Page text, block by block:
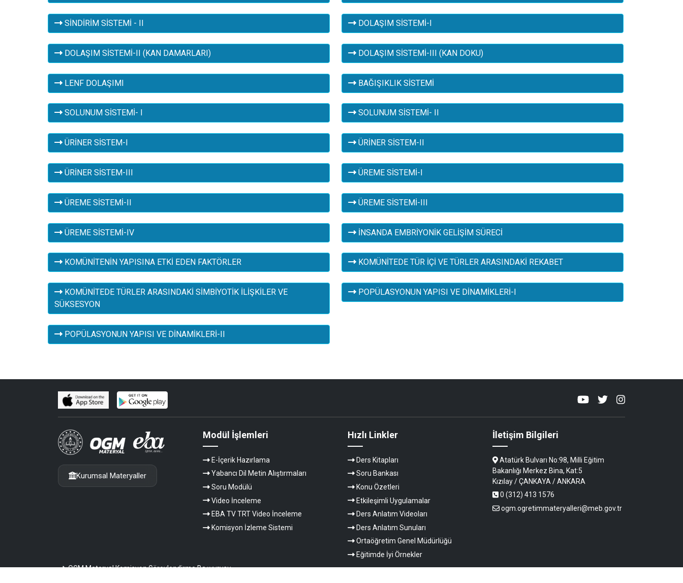
SİNDİRİM SİSTEMİ - II DOLAŞIM SİSTEMİ-I
DOLAŞIM SİSTEMİ-II (KAN DAMARLARI) DOLAŞIM SİSTEMİ-III (KAN DOKU)
LENF DOLAŞIMI BAĞIŞIKLIK SİSTEMİ
SOLUNUM SİSTEMİ- I SOLUNUM SİSTEMİ- II
ÜRİNER SİSTEM-I ÜRİNER SİSTEM-II
ÜRİNER SİSTEM-III ÜREME SİSTEMİ-I
ÜREME SİSTEMİ-II ÜREME SİSTEMİ-III
ÜREME SİSTEMİ-IV İNSANDA EMBRİYONİK GELİŞİM SÜRECİ
KOMÜNİTENİN YAPISINA ETKİ EDEN FAKTÖRLER KOMÜNİTEDE TÜR İÇİ VE TÜRLER ARASINDAKİ REKABET
KOMÜNİTEDE TÜRLER ARASINDAKİ SİMBİYOTİK İLİŞKİLER VE
SÜKSESYON
POPÜLASYONUN YAPISI VE DİNAMİKLERİ-I
POPÜLASYONUN YAPISI VE DİNAMİKLERİ-II
Kurumsal Materyaller
Modül İşlemleri
E-İçerik Hazırlama
Yabancı Dil Metin Alıştırmaları
Soru Modülü
Video İnceleme
EBA TV TRT Video İnceleme
Komisyon İzleme Sistemi
Hızlı Linkler
Ders Kitapları
Soru Bankası
Konu Özetleri
Etkileşimli Uygulamalar
Ders Anlatım Videoları
Ders Anlatım Sunuları
Ortaöğretim Genel Müdürlüğü
Eğitimde İyi Örnekler
İletişim Bilgileri
Atatürk Bulvarı No:98, Milli Eğitim
Bakanlığı Merkez Bina, Kat:5
Kızılay / ÇANKAYA / ANKARA
0 (312) 413 1576
ogm.ogretimmateryalleri@meb.gov.tr
OGM Materyal Komisyon Görevlendirme Başvurusu